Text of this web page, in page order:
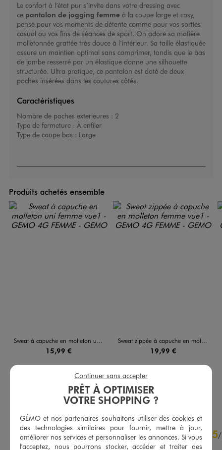
Le confort à l’état pur s’invite dans votre dressing avec
cepantalon de jogging femmeà la coupe large et cosy,
pensé pour vos moments de détente comme pour vos sorties
casual ou vos fins de séances de sport. On adore sa matière
molletonnée grattée très douce à l’intérieur. Sa taille élastiquée
assure un maintien optimal sans comprimer, tandis que le bas
de jambe resserré par un élastique donne une silhouette
structurée. Ultra pratique, ce pantalon est doté de deux
poches insérées dans les coutures côtés.
Caractéristiques
Nombre de poches exterieures : 2
Type de fermeture : À enfiler
Type de coupe bas : Large
Produits achetés ensemble
Sweat à capuche en molleton uni femme
15,99 €
4.5/5 de moyenne
AJOUTERAU PANIER
Sweat zippée à capuche en molleton femme
19,99 €
4.5/5 de moyenne
AJOUTER
4.8/5 5/
Avis vérifié et récompensé
PRÊT À OPTIMISER
VOTRE SHOPPING ?
GÉMO et nos partenaires souhaitons utiliser des cookies et
des technologies similaires pour fournir, mettre à jour,
améliorer nos services et personnaliser les annonces. Si vous
l'acceptez, nous pourrons stocker, accéder et traiter des
Continuer sans accepter